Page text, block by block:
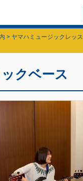
> ヤマハミュージックレッ
クベース